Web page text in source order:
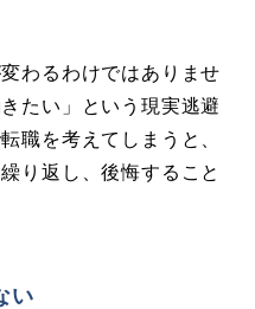
わるわけではありませ
たい」という現実逃避
職を考えてしまうと、
り返し、後悔すること
い